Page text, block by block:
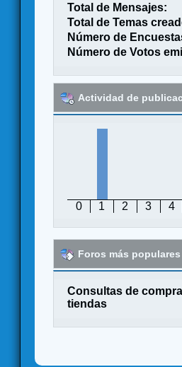
Total de Mensajes:
Total de Temas
Número de
Número de Votos
Actividad de
0 1 2 3 4
Foros más
Consultas de
tiendas